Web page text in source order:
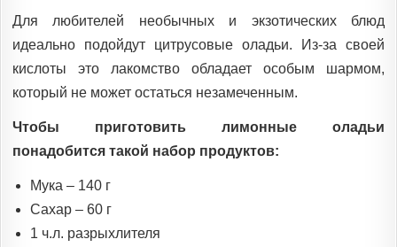
Для любителей необычных и экзотических блюд
идеально подойдут цитрусовые оладьи. Из-за своей
кислоты это лакомство обладает особым шармом,
который не может остаться незамеченным.
Чтобы приготовить лимонные оладьи
понадобится такой набор продуктов:
Мука – 140 г
Сахар – 60 г
1 ч.л. разрыхлителя